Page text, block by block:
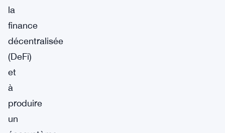
la
finance
décentralisée
(DeFi)
et
à
produire
un